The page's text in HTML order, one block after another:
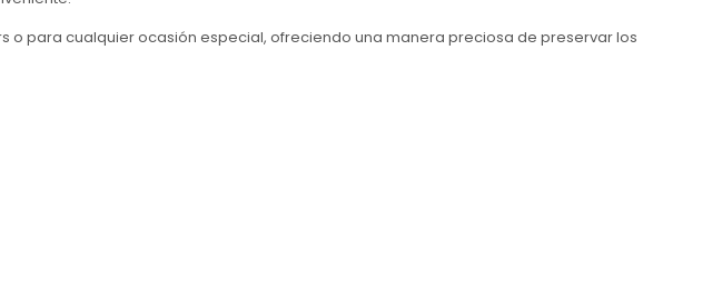
para cualquier ocasión especial, ofreciendo una manera preciosa de preservar los